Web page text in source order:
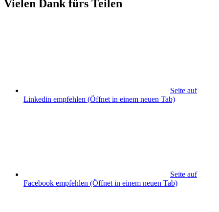
Vielen Dank fürs Teilen
Seite auf
Linkedin empfehlen (Öffnet in einem neuen Tab)
Seite auf
Facebook empfehlen (Öffnet in einem neuen Tab)